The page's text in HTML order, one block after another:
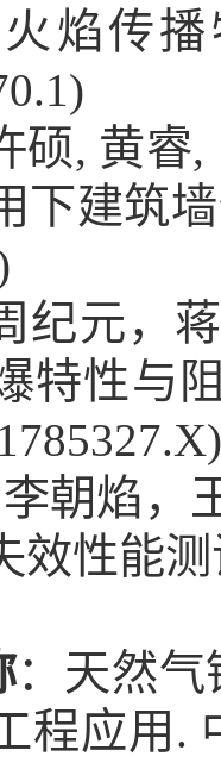
焰传
硕, 黄睿
下建筑
纪元，
特性与
朝焰，
效性能
：天然气
程应用 .